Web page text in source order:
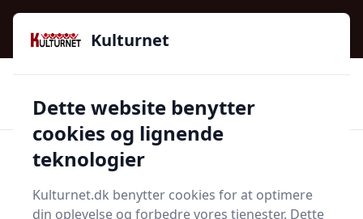
Kulturnet - Alt Det Gode I Livet | Din Kulturguide Siden
2016
97 kategorier 👍Kun godkendte butikker
Start søgning
Kulturnet
Dette website benytter
cookies og lignende
teknologier
Kulturnet.dk benytter cookies for at optimere
din oplevelse og forbedre vores tjenester. Dette